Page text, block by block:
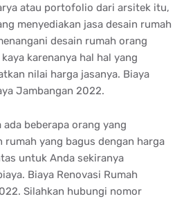
atau portofolio dari arsitek itu,
menyediakan jasa desain rumah
desain rumah orang
karenanya hal hal yang
nilai harga jasanya. Biaya
Jambangan 2022.
beberapa orang yang
rumah yang bagus dengan harga
untuk Anda sekiranya
Biaya Renovasi Rumah
Silahkan hubungi nomor